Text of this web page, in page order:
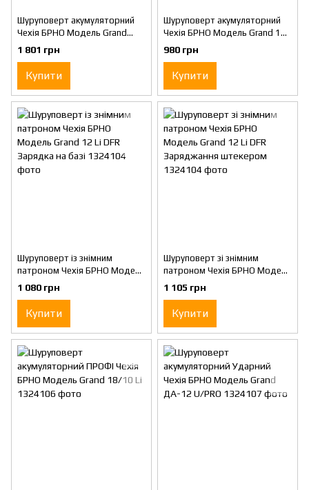
Шуруповерт акумуляторний
Чехія БРНО Модель Grand
ДА-18/10 Li Двошвидкісний
Редуктор
1 801 грн
Купити
Шуруповерт акумуляторний
Чехія БРНО Модель Grand 12
Li-Ion Li-ion акумулятори
підвищеної ємності 2 Ач 2ШТ
980 грн
Купити
Шуруповерт із знімним
патроном Чехія БРНО Модель
Grand 12 Li DFR Зарядка на
1 080 грн
Купити
Шуруповерт зі знімним
патроном Чехія БРНО Модель
Grand 12 Li DFR Заряджання
штекером
1 105 грн
Купити